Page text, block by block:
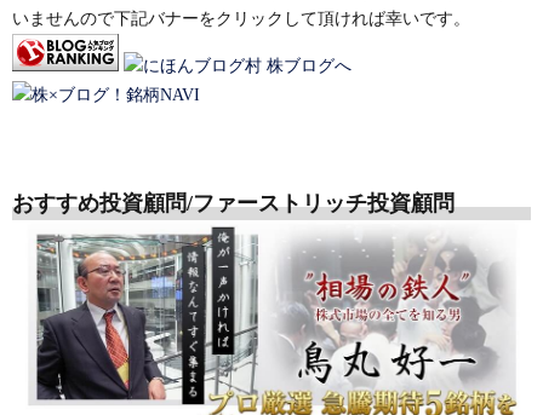
いませんので下記バナーをクリックして頂ければ幸いです。
おすすめ投資顧問/ファーストリッチ投資顧問